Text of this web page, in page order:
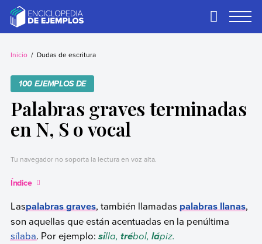
contentEjemplos
Necesitas ejemplos.
Primary
Inicio Dudas de escritura
100 EJEMPLOS DE
Palabras graves terminadas
en N, S o vocal
Tu navegador no soporta la lectura en voz alta.
Índice
Laspalabras graves, también llamadaspalabras llanas,
son aquellas que están acentuadas en la penúltima
sílaba. Por ejemplo: silla, trébol, lápiz.